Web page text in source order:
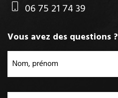
06 75 21 74 39
Vous avez des questions ?
Nom, prénom